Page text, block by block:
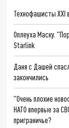
Технофашисты XXI
Оплеуха Маску.
Starlink
Даня с Дашей
закончились
"Очень плохие
НАТО впервые за
приграничье?